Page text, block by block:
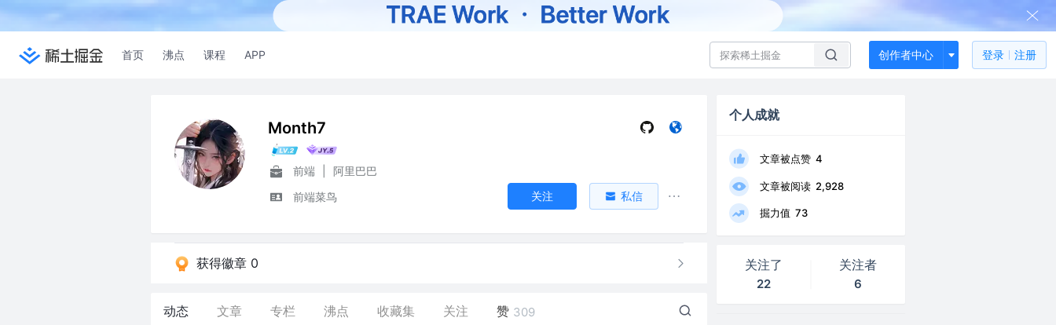
首页 沸点 课程 APP 创作者中心 登录 注册
Month7
前端
阿里巴巴
前端菜鸟
关注 私信
获得徽章 0
动态 文章 专栏 沸点 收藏集 关注 赞 309
个人成就
文章被点赞 4
文章被阅读 2,928
掘力值 73
关注了
22
关注者
6